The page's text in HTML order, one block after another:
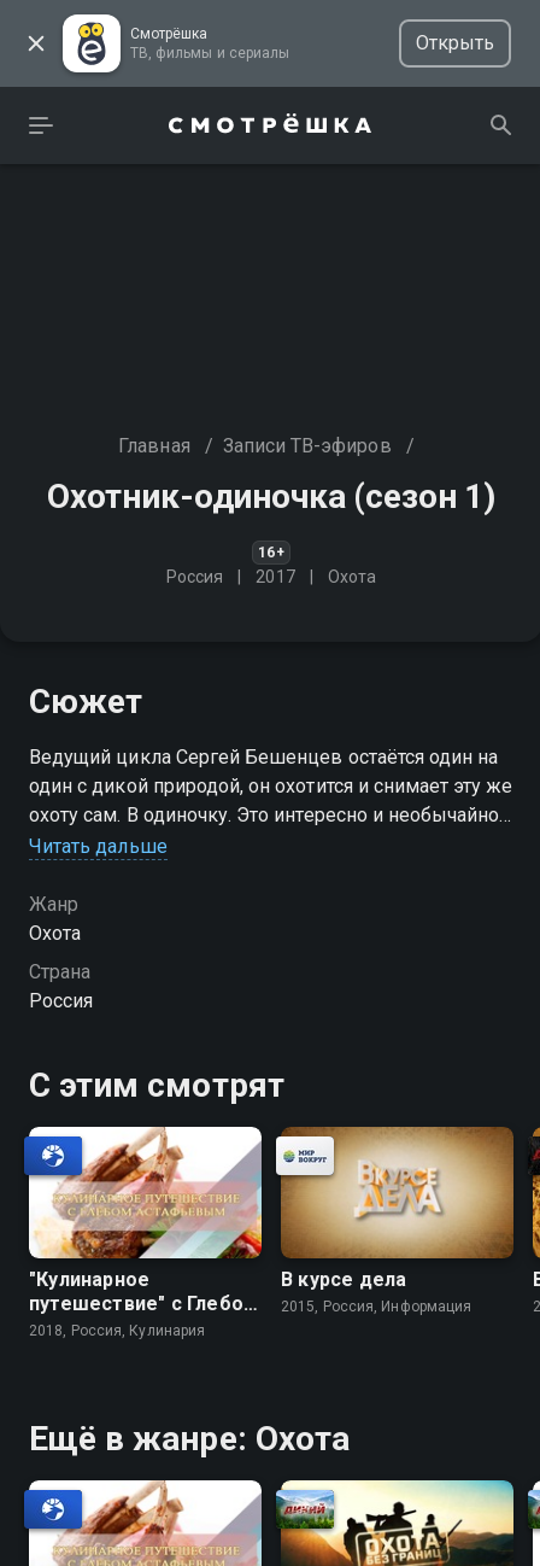
Смотрёшка
ТВ, фильмы и сериалы
Открыть
Главная / Записи ТВ-эфиров /
Охотник-одиночка (сезон 1)
16+
Россия 2017 Охота
Сюжет
Ведущий цикла Сергей Бешенцев остаётся один на
один с дикой природой, он охотится и снимает эту же
охоту сам. В одиночку. Это интересно и необычайно
сложно
Посмотреть онлайн 1 сезон сериала Охотник-
одиночка вы можете совершенно бесплатно в
хорошем HD качестве на Смотрёшке
Читать дальше
Жанр
Охота
Страна
Россия
С этим смотрят
"Кулинарное
путешествие" с Глебом
Астафьевым
2018, Россия, Кулинария
В курсе дела
2015, Россия, Информация
Ещё в жанре: Охота